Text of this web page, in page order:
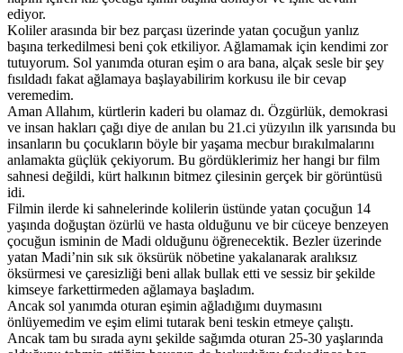
ediyor.
Koliler arasında bir bez parçası üzerinde yatan çocuğun yanlız
başına terkedilmesi beni çok etkiliyor. Ağlamamak için kendimi zor
tutuyorum. Sol yanımda oturan eşim o ara bana, alçak sesle bir şey
fısıldadı fakat ağlamaya başlayabilirim korkusu ile bir cevap
veremedim.
Aman Allahım, kürtlerin kaderi bu olamaz dı. Özgürlük, demokrasi
ve insan hakları çağı diye de anılan bu 21.ci yüzyılın ilk yarısında bu
insanların bu çocukların böyle bir yaşama mecbur bırakılmalarını
anlamakta güçlük çekiyorum. Bu gördüklerimiz her hangi bır film
sahnesi değildi, kürt halkının bitmez çilesinin gerçek bir görüntüsü
idi.
Filmin ilerde ki sahnelerinde kolilerin üstünde yatan çocuğun 14
yaşında doğuştan özürlü ve hasta olduğunu ve bir cüceye benzeyen
çocuğun isminin de Madi olduğunu öğrenecektik. Bezler üzerinde
yatan Madi’nin sık sık öksürük nöbetine yakalanarak aralıksız
öksürmesi ve çaresizliği beni allak bullak etti ve sessiz bir şekilde
kimseye farkettirmeden ağlamaya başladım.
Ancak sol yanımda oturan eşimin ağladığımı duymasını
önlüyemedim ve eşim elimi tutarak beni teskin etmeye çalıştı.
Ancak tam bu sırada aynı şekilde sağımda oturan 25-30 yaşlarında